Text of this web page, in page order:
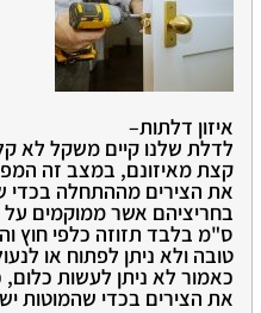
איזון דלתות–
לדלת שלנו קיים משקל לא
קצת מאיזונם, במצב זה
את הצירים מההתחלה בכדי
בחריציהם אשר ממוקמים
ס"מ בלבד תזוזה כלפי חוץ
טובה ולא ניתן לפתוח או
כאמור לא ניתן לעשות
את הצירים בכדי שהמוטות